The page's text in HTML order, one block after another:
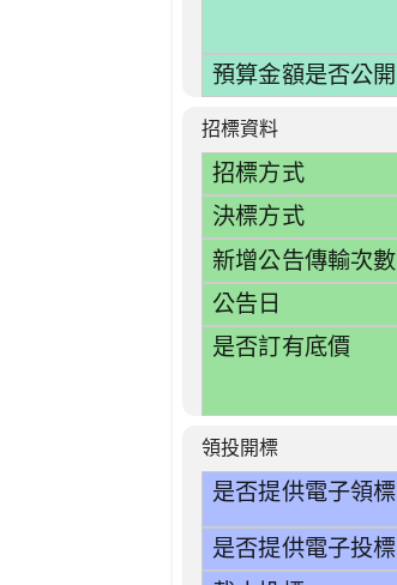
預算金額是否公開
招標資料
招標方式
決標方式
新增公告傳輸次數
公告日
是否訂有底價
領投開標
是否提供電子領標
是否提供電子投標